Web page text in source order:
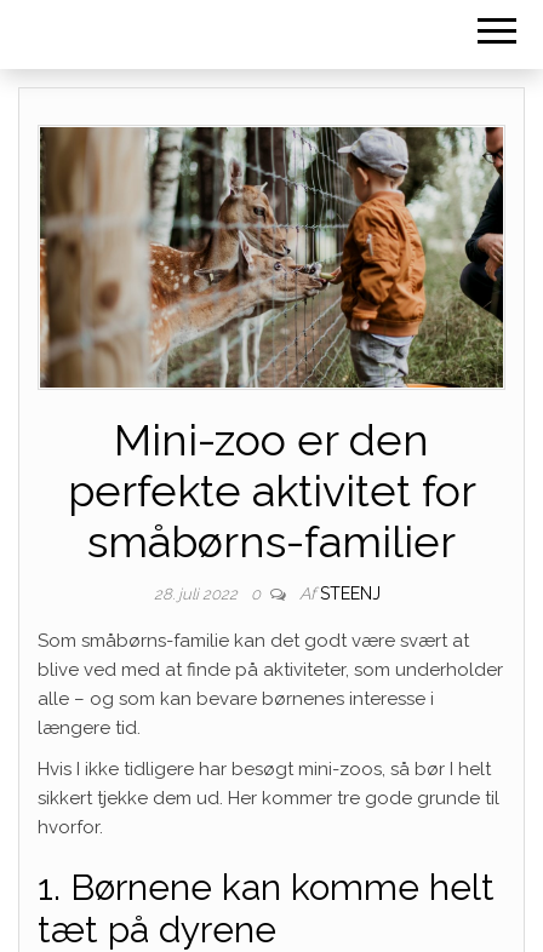
Mini-zoo er den
perfekte aktivitet for
småbørns-familier
28. juli 2022 0 Af STEENJ
Som småbørns-familie kan det godt være svært at
blive ved med at finde på aktiviteter, som underholder
alle – og som kan bevare børnenes interesse i
længere tid.
Hvis I ikke tidligere har besøgt mini-zoos, så bør I helt
sikkert tjekke dem ud. Her kommer tre gode grunde til
hvorfor.
1. Børnene kan komme helt
tæt på dyrene